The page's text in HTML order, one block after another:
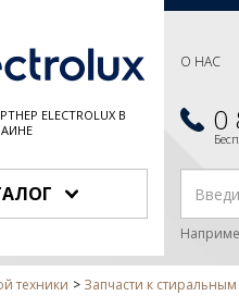
ELECTROLUX В
О НАС
0
техники Запчасти к